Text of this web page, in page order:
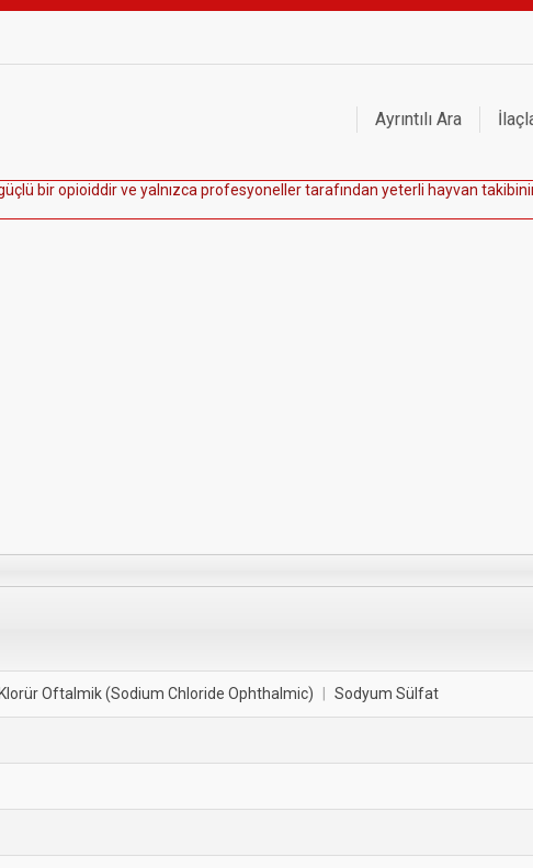
Ayrıntılı Ara
üçü biropioiddirve ya nızca profesyone ertarafından yeteri hayvan takibini
Oftalmik (Sodium Chloride Ophthalmic) Sodyum Sülfat